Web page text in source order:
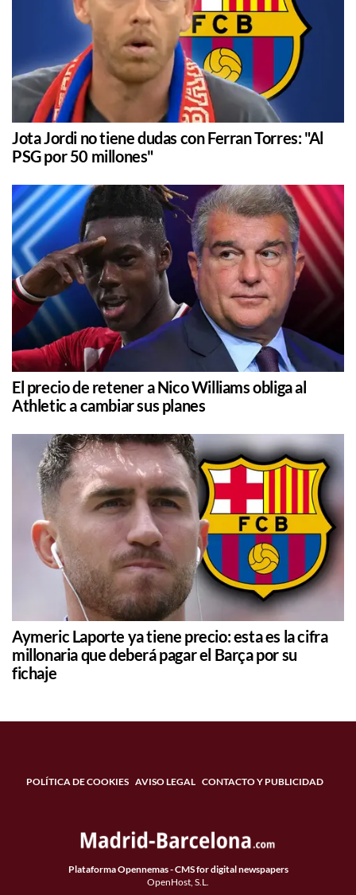
Jota Jordi no tiene dudas con Ferran Torres: "Al
PSG por 50 millones"
El precio de retener a Nico Williams obliga al
Athletic a cambiar sus planes
Aymeric Laporte ya tiene precio: esta es la cifra
millonaria que deberá pagar el Barça por su
fichaje
POLÍTICA DE COOKIES AVISO LEGAL CONTACTO Y PUBLICIDAD
Plataforma Opennemas - CMS for digital newspapers
OpenHost, S.L.